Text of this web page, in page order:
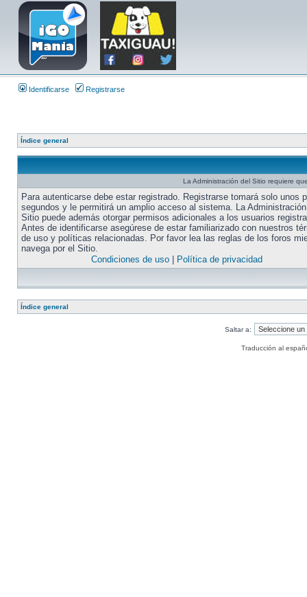
Identificarse Registrarse
Índice general
La Administración del Sitio requiere
Para autenticarse debe estar registrado. Registrarse tomará solo unos
segundos y le permitirá un amplio acceso al sistema. La
Sitio puede además otorgar permisos adicionales a los usuarios
Antes de identificarse asegúrese de estar familiarizado con nuestros
de uso y políticas relacionadas. Por favor lea las reglas de los foros
navega por el Sitio.
Condiciones de uso| Política de privacidad
Índice general
Saltar a:
Traducción al